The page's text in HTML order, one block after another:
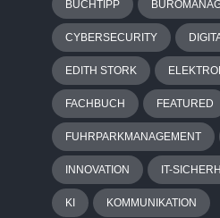
BUCHTIPP
CYBERSECURITY
EDITH STORK
FACHBUCH FEATURED
FUHRPARKMANAGEMENT
INNOVATION IT-
KI KOMMUNIKATION